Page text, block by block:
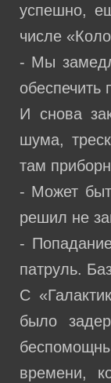
успешно,
числе
- Мы
обеспечить
И снова
шума,
там
- Может
решил не
-
патруль.
С
было
времени,